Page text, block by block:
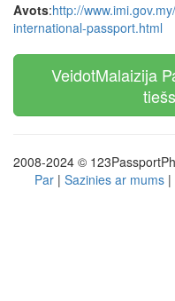
Avots:http://
international-passport.html
VeidotMalaizija
2008-2024 ©
Par | Sazinies ar mums |